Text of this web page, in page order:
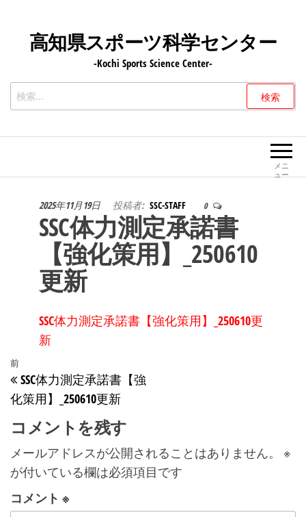
ツ
へ
プ
高知県スポーツ科学センター
-Kochi Sports Science Center-
検
索:
メニ
ュー
2025年11月19日 投稿者: SSC-STAFF 0
SSC体力測定承諾書
【強化策用】_250610
更新
SSC体力測定承諾書【強化策用】_250610更
新
投
稿
ナ
ビ
ゲ
ー
シ
前
の
投
稿
前
SSC体力測定承諾書【強
化策用】_250610更新
コメントを残す
メールアドレスが公開されることはありません。
※
が付いている欄は必須項目です
コメント ※